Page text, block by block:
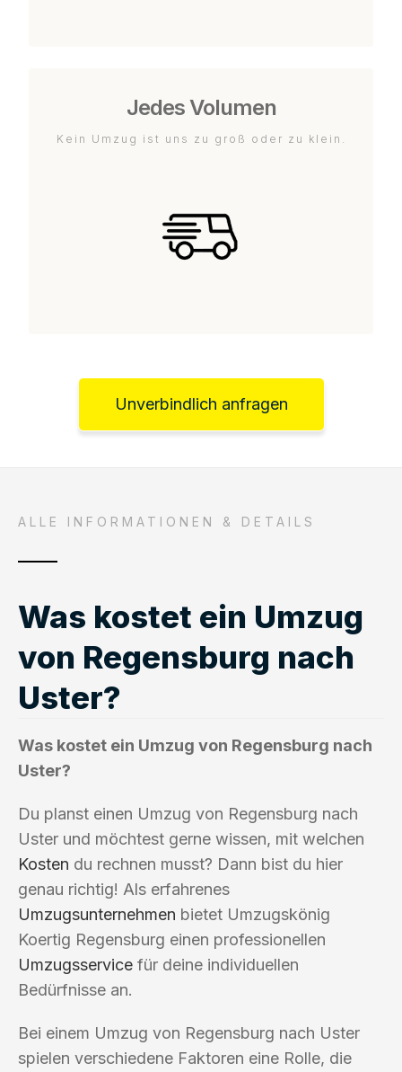
Jedes Volumen
Kein Umzug ist uns zu groß oder zu klein.
Unverbindlich anfragen
ALLE INFORMATIONEN & DETAILS
Was kostet ein Umzug
von Regensburg nach
Uster?
Was kostet ein Umzug von Regensburg nach
Uster?
Du planst einen Umzug von Regensburg nach
Uster und möchtest gerne wissen, mit welchen
Kosten du rechnen musst? Dann bist du hier
genau richtig! Als erfahrenes
Umzugsunternehmen bietet Umzugskönig
Koertig Regensburg einen professionellen
Umzugsservice für deine individuellen
Bedürfnisse an.
Bei einem Umzug von Regensburg nach Uster
spielen verschiedene Faktoren eine Rolle, die